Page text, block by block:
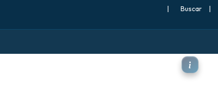
| |
en chorro)